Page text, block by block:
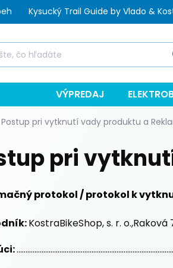
Kysucký Trail Guide by Vlado &
VÝPREDAJ
Postup pri vytknutí vady produktu a
pri
protokol / protokol k
KostraBikeShop, s. r. o.,Raková